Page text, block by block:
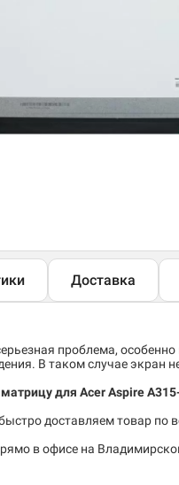
Доставка
проблема,
В таком случае экран
матрицу для Acer Aspire
доставляем товар по
в офисе на